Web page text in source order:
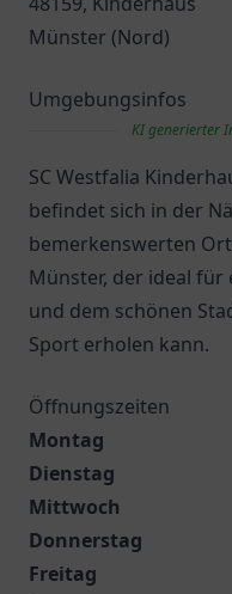
Münster (Nord)
Umgebungsinfos
KI generierter
SC Westfalia
befindet sich in der
bemerkenswerten
Münster, der ideal für
und dem schönen
Sport erholen kann.
Öffnungszeiten
Montag
Dienstag
Mittwoch
Donnerstag
Freitag